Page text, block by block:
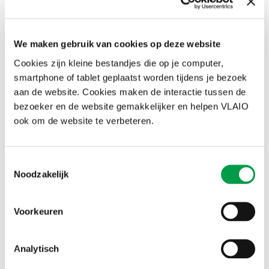
We maken gebruik van cookies op deze website
Cookies zijn kleine bestandjes die op je computer,
smartphone of tablet geplaatst worden tijdens je bezoek
aan de website. Cookies maken de interactie tussen de
bezoeker en de website gemakkelijker en helpen VLAIO
ook om de website te verbeteren.
Noodzakelijk
Voorkeuren
Analytisch
niet aantrekkelijk is voor hackers?
10 gouden tips
FTI-festival 2026: welkom in de
doekomst
De VLAIO-app ondersteunt je onderneming